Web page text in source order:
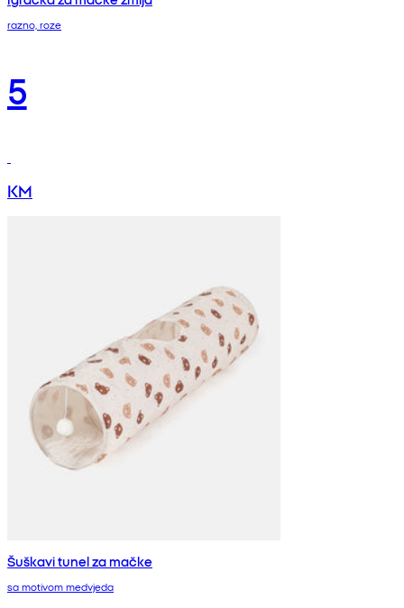
razno, roze
5
KM
Šuškavi tunel za mačke
sa motivom medvjeda